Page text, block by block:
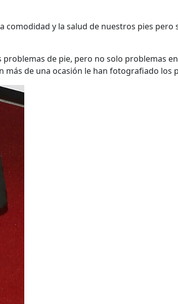
comodidad y la salud de nuestros pies pero
de pie, pero no solo problemas
más de una ocasión le han fotografiado los